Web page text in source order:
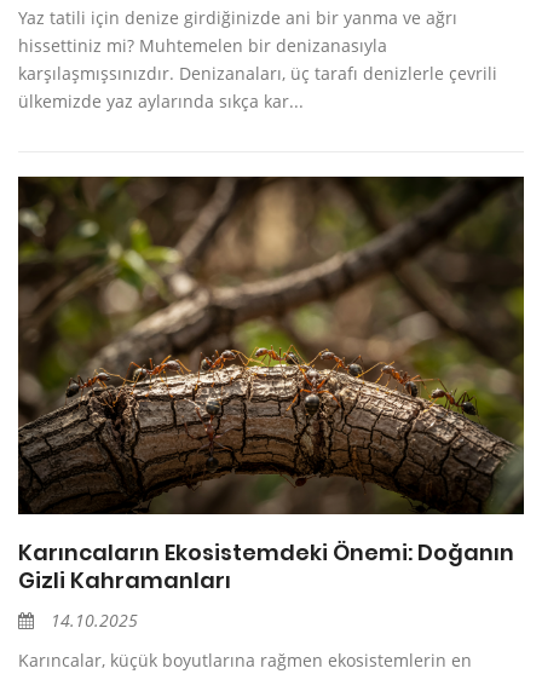
Yaz tatili için denize girdiğinizde ani bir yanma ve ağrı
hissettiniz mi? Muhtemelen bir denizanasıyla
karşılaşmışsınızdır. Denizanaları, üç tarafı denizlerle çevrili
ülkemizde yaz aylarında sıkça kar...
Karıncaların Ekosistemdeki Önemi: Doğanın
Gizli Kahramanları
14.10.2025
Karıncalar, küçük boyutlarına rağmen ekosistemlerin en